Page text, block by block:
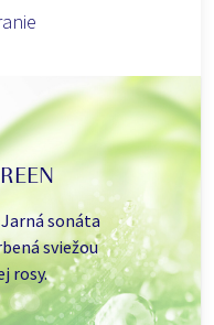
sonáta
sviežou
rosy.